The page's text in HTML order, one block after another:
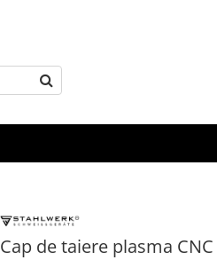
Cap de taiere plasma